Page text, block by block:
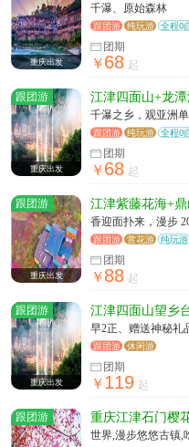
重庆出发
千瀑、原始森林
跟团游 纯玩游 全程0
团期
￥68 起
跟团游
重庆出发
江津四面山+龙
千瀑之乡，观亚洲
跟团游 纯玩游 全程0
团期
￥68 起
跟团游
重庆出发
江津紫藤花海+
香迎面扑来，漫步
跟团游 赏花游 纯玩游
团期
￥88 起
跟团游
重庆出发
江津四面山望乡
早2正、赠送神秘
跟团游 休闲游
团期
￥119 起
跟团游 重庆江津石门樱
世界,漫步悠悠古镇,